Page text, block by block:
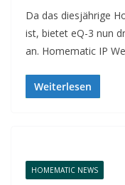
Da das diesjährige
ist, bietet eQ-3 nun
an. Homematic IP
Weiterlesen
HOMEMATIC NEWS